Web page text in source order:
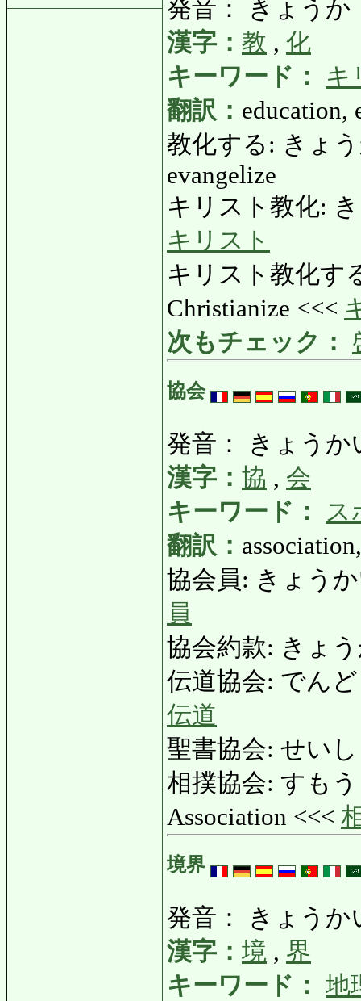
発音： きょうか
漢字： 教 , 化
キーワード：
キ
翻訳： education,
教化する: きょ
evangelize
キリスト教化:
キリスト
キリスト教化す
Christianize <<<
次もチェック：
協会
発音： きょうか
漢字： 協 , 会
キーワード：
ス
翻訳：
協会員: きょうか
員
協会約款: きょ
伝道協会: でん
伝道
聖書協会: せい
相撲協会: すもう
Association <<<
境界
発音： きょうか
漢字： 境 , 界
キーワード： 地